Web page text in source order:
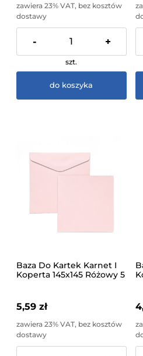
zawiera 23% VAT, bez kosztów
dostawy
- +
szt.
do koszyka
Baza Do Kartek Karnet I
Koperta 145x145 Różowy 5
5,59 zł
zawiera 23% VAT, bez kosztów
dostawy